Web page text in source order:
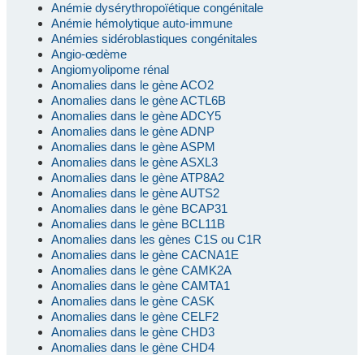
Anémie dysérythropoïétique congénitale
Anémie hémolytique auto-immune
Anémies sidéroblastiques congénitales
Angio-œdème
Angiomyolipome rénal
Anomalies dans le gène ACO2
Anomalies dans le gène ACTL6B
Anomalies dans le gène ADCY5
Anomalies dans le gène ADNP
Anomalies dans le gène ASPM
Anomalies dans le gène ASXL3
Anomalies dans le gène ATP8A2
Anomalies dans le gène AUTS2
Anomalies dans le gène BCAP31
Anomalies dans le gène BCL11B
Anomalies dans les gènes C1S ou C1R
Anomalies dans le gène CACNA1E
Anomalies dans le gène CAMK2A
Anomalies dans le gène CAMTA1
Anomalies dans le gène CASK
Anomalies dans le gène CELF2
Anomalies dans le gène CHD3
Anomalies dans le gène CHD4